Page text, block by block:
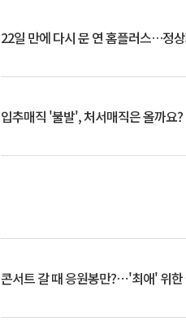
22일 만에 다시 문 연 홈플러스…정
입추매직 '불발', 처서매직은 올까요
콘서트 갈 때 응원봉만?⋯'최애' 위